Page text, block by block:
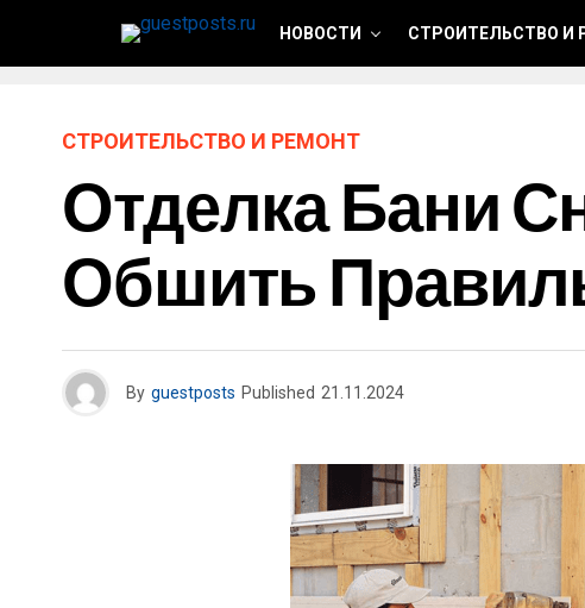
НОВОСТИ СТРОИТЕЛЬСТВО И
СТРОИТЕЛЬСТВО И РЕМОНТ
Отделка Бани
Обшить
By guestposts Published 21.11.2024